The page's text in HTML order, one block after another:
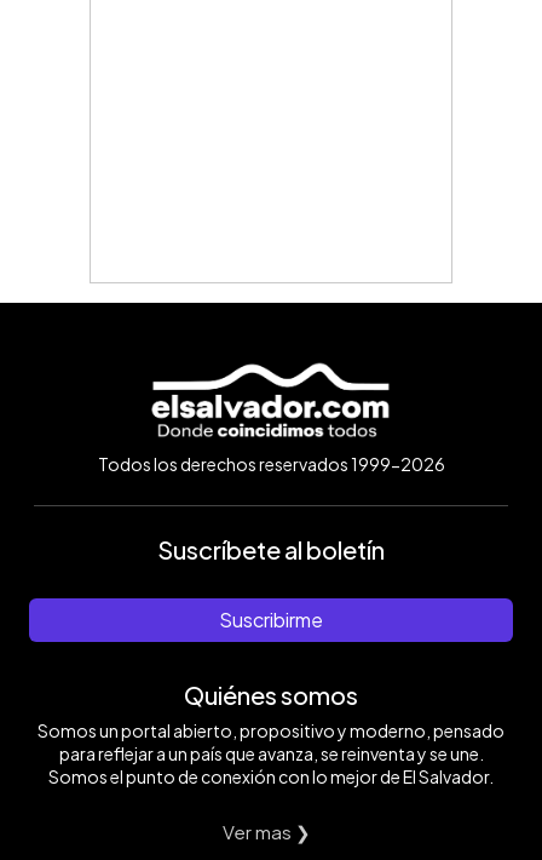
Todos los derechos reservados 1999-2026
Suscríbete al boletín
Suscribirme
Quiénes somos
Somos un portal abierto, propositivo y moderno, pensado
para reflejar a un país que avanza, se reinventa y se une.
Somos el punto de conexión con lo mejor de El Salvador.
Ver mas ❯